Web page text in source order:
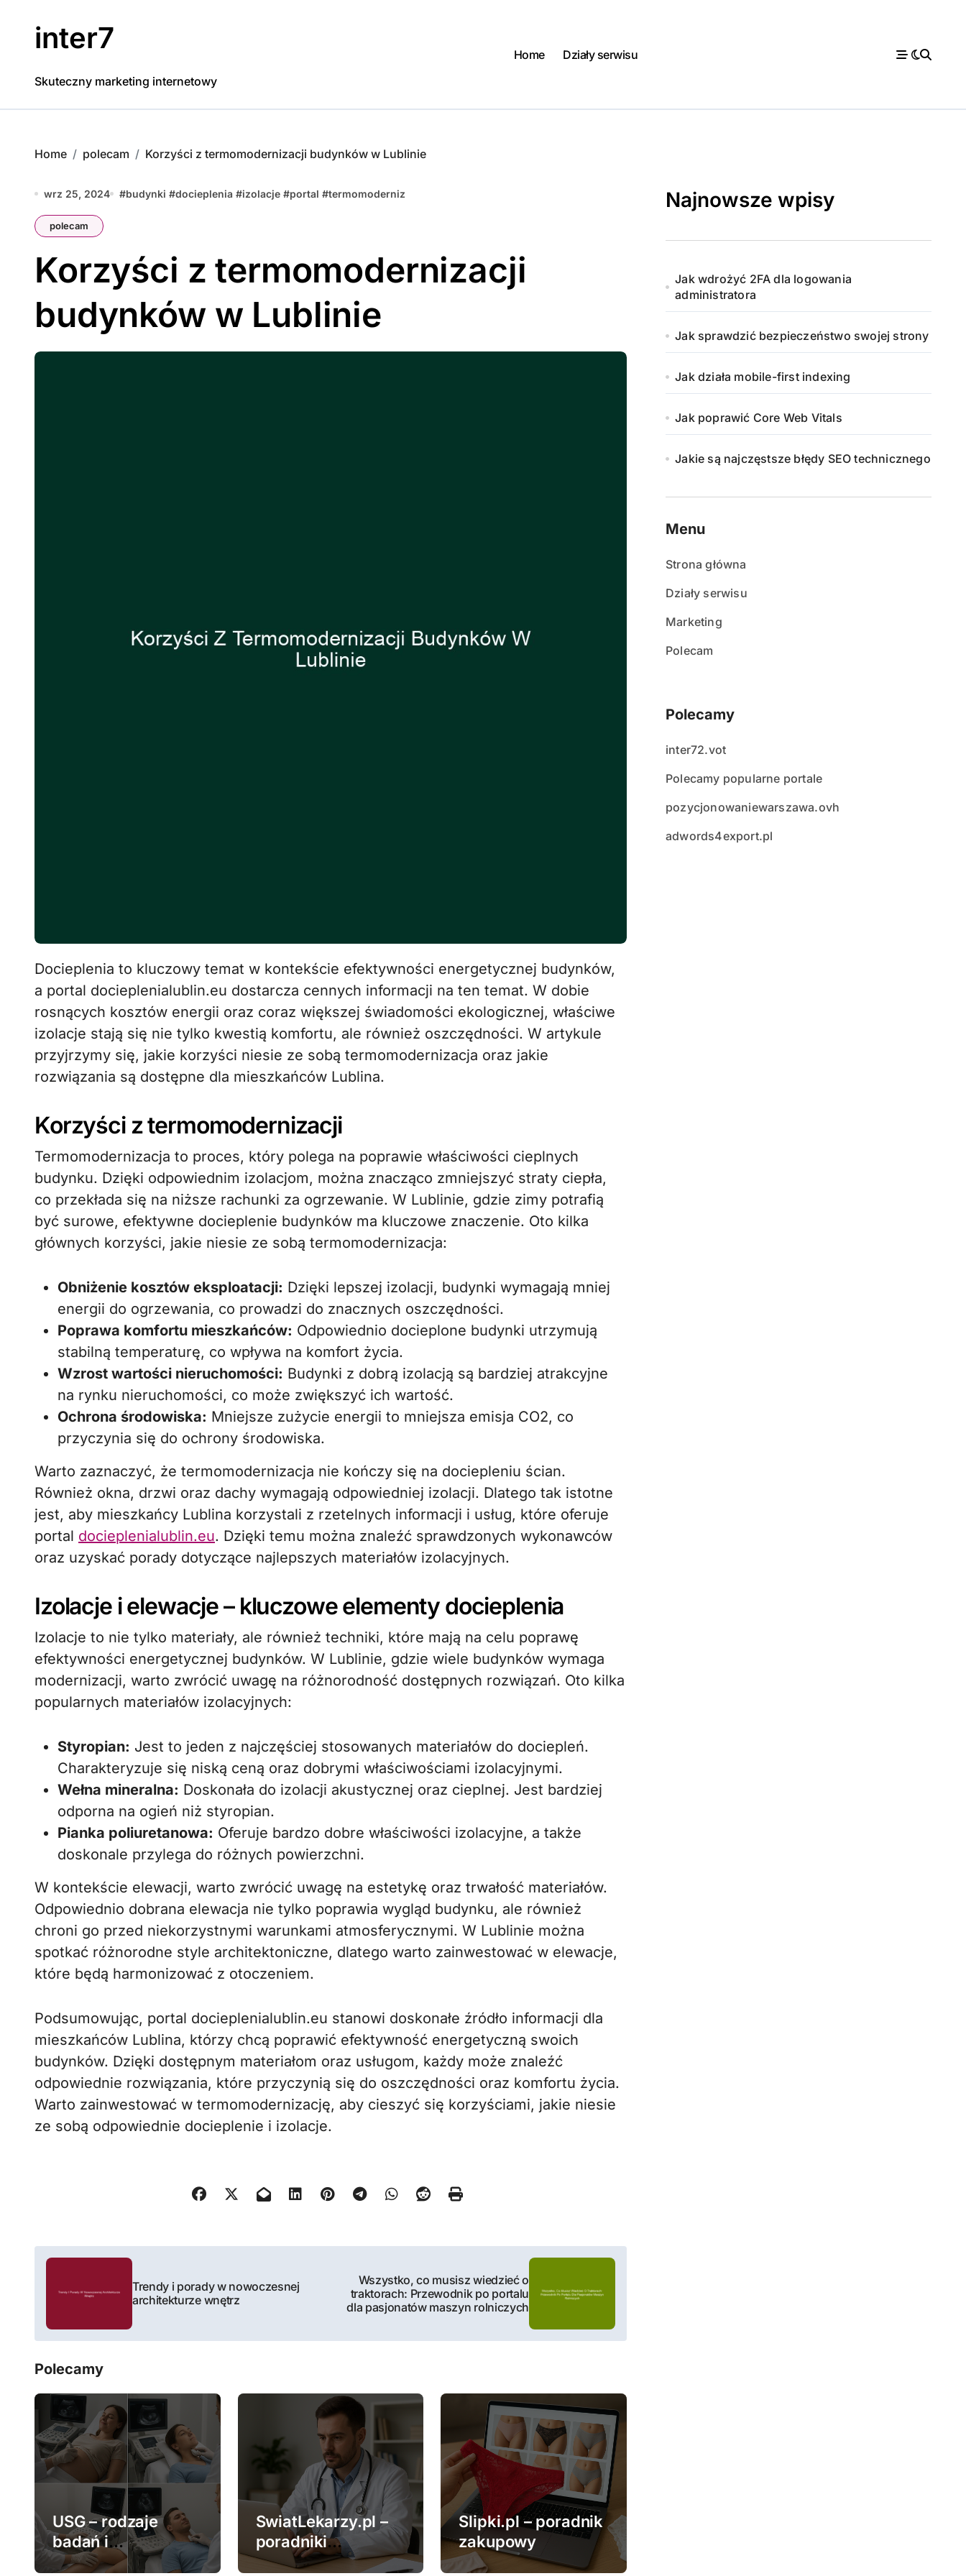
inter7
Skuteczny marketing internetowy
Home Działy serwisu
Home polecam Korzyści z termomodernizacji budynków w Lublinie
wrz 25, 2024 #budynki #docieplenia #izolacje #portal #termomoderniz
polecam
Korzyści z termomodernizacji
budynków w Lublinie
Docieplenia to kluczowy temat w kontekście efektywności energetycznej budynków,
a portal docieplenialublin.eu dostarcza cennych informacji na ten temat. W dobie
rosnących kosztów energii oraz coraz większej świadomości ekologicznej, właściwe
izolacje stają się nie tylko kwestią komfortu, ale również oszczędności. W artykule
przyjrzymy się, jakie korzyści niesie ze sobą termomodernizacja oraz jakie
rozwiązania są dostępne dla mieszkańców Lublina.
Korzyści z termomodernizacji
Termomodernizacja to proces, który polega na poprawie właściwości cieplnych
budynku. Dzięki odpowiednim izolacjom, można znacząco zmniejszyć straty ciepła,
co przekłada się na niższe rachunki za ogrzewanie. W Lublinie, gdzie zimy potrafią
być surowe, efektywne docieplenie budynków ma kluczowe znaczenie. Oto kilka
głównych korzyści, jakie niesie ze sobą termomodernizacja:
Obniżenie kosztów eksploatacji: Dzięki lepszej izolacji, budynki wymagają mniej
energii do ogrzewania, co prowadzi do znacznych oszczędności.
Poprawa komfortu mieszkańców: Odpowiednio docieplone budynki utrzymują
stabilną temperaturę, co wpływa na komfort życia.
Wzrost wartości nieruchomości: Budynki z dobrą izolacją są bardziej atrakcyjne
na rynku nieruchomości, co może zwiększyć ich wartość.
Ochrona środowiska: Mniejsze zużycie energii to mniejsza emisja CO2, co
przyczynia się do ochrony środowiska.
Warto zaznaczyć, że termomodernizacja nie kończy się na dociepleniu ścian.
Również okna, drzwi oraz dachy wymagają odpowiedniej izolacji. Dlatego tak istotne
jest, aby mieszkańcy Lublina korzystali z rzetelnych informacji i usług, które oferuje
portal docieplenialublin.eu. Dzięki temu można znaleźć sprawdzonych wykonawców
oraz uzyskać porady dotyczące najlepszych materiałów izolacyjnych.
Izolacje i elewacje – kluczowe elementy docieplenia
Izolacje to nie tylko materiały, ale również techniki, które mają na celu poprawę
efektywności energetycznej budynków. W Lublinie, gdzie wiele budynków wymaga
modernizacji, warto zwrócić uwagę na różnorodność dostępnych rozwiązań. Oto kilka
popularnych materiałów izolacyjnych:
Styropian: Jest to jeden z najczęściej stosowanych materiałów do dociepleń.
Charakteryzuje się niską ceną oraz dobrymi właściwościami izolacyjnymi.
Wełna mineralna: Doskonała do izolacji akustycznej oraz cieplnej. Jest bardziej
odporna na ogień niż styropian.
Pianka poliuretanowa: Oferuje bardzo dobre właściwości izolacyjne, a także
doskonale przylega do różnych powierzchni.
W kontekście elewacji, warto zwrócić uwagę na estetykę oraz trwałość materiałów.
Odpowiednio dobrana elewacja nie tylko poprawia wygląd budynku, ale również
chroni go przed niekorzystnymi warunkami atmosferycznymi. W Lublinie można
spotkać różnorodne style architektoniczne, dlatego warto zainwestować w elewacje,
które będą harmonizować z otoczeniem.
Podsumowując, portal docieplenialublin.eu stanowi doskonałe źródło informacji dla
mieszkańców Lublina, którzy chcą poprawić efektywność energetyczną swoich
budynków. Dzięki dostępnym materiałom oraz usługom, każdy może znaleźć
odpowiednie rozwiązania, które przyczynią się do oszczędności oraz komfortu życia.
Warto zainwestować w termomodernizację, aby cieszyć się korzyściami, jakie niesie
ze sobą odpowiednie docieplenie i izolacje.
N
w
i
g
a
c
w
p
Trendy i porady w nowoczesnej
architekturze wnętrz
Wszystko, co musisz wiedzieć o
traktorach: Przewodnik po portalu
dla pasjonatów maszyn rolniczych
Polecamy
USG – rodzaje
badań i
zastosowanie
SwiatLekarzy.pl –
poradniki
medyczne
Slipki.pl – poradnik
zakupowy
Najnowsze wpisy
Jak wdrożyć 2FA dla logowania
administratora
Jak sprawdzić bezpieczeństwo swojej strony
Jak działa mobile-first indexing
Jak poprawić Core Web Vitals
Jakie są najczęstsze błędy SEO technicznego
Menu
Strona główna
Działy serwisu
Marketing
Polecam
Polecamy
inter72.vot
Polecamy popularne portale
pozycjonowaniewarszawa.ovh
adwords4export.pl